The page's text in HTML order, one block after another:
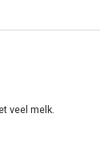
veel melk.